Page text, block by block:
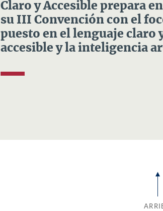
Claro y Accesible prepara
su III Convención con el
puesto en el lenguaje claro
accesible y la inteligencia